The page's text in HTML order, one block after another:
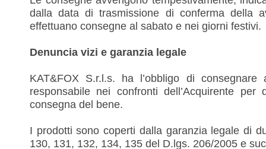
dalla data di trasmissione di conferma della
effettuano consegne al sabato e nei giorni festivi.
Denuncia vizi e garanzia legale
KAT&FOX S.r.l.s. ha l’obbligo di
responsabile nei confronti dell’Acquirente
consegna del bene.
I prodotti sono coperti dalla garanzia legale di
130, 131, 132, 134, 135 del D.lgs. 206/2005 e